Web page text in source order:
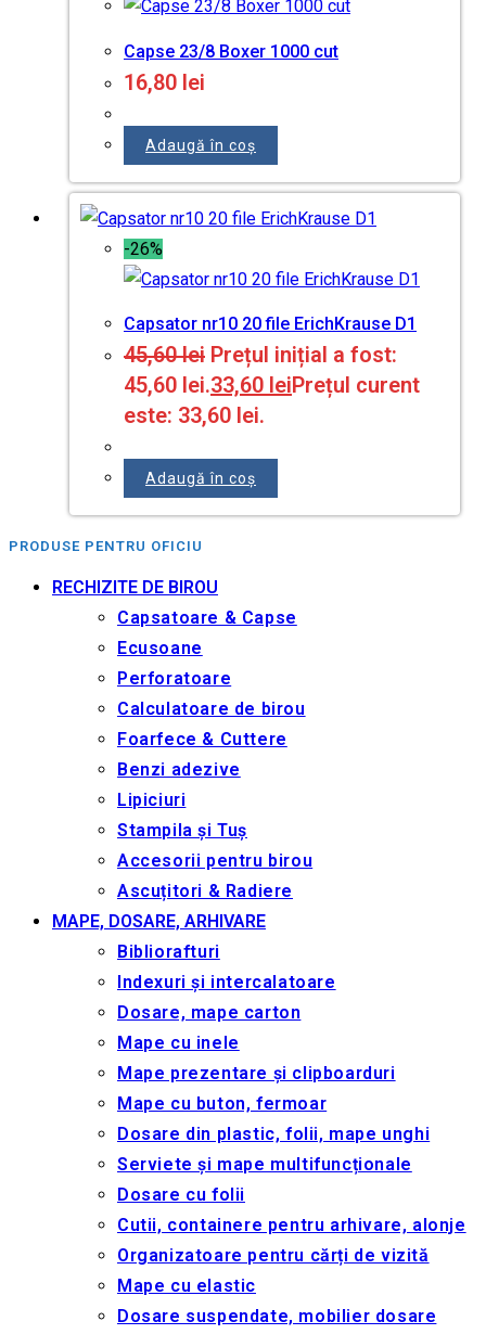
Capse 23/8 Boxer 1000 cut
16,80 lei
Adaugă în coș
-26%
Capsator nr10 20 file ErichKrause D1
45,60lei Prețul inițial a fost:
45,60 lei.33,60 leiPrețul curent
este: 33,60 lei.
Adaugă în coș
PRODUSE PENTRU OFICIU
RECHIZITE DE BIROU
Capsatoare & Capse
Ecusoane
Perforatoare
Calculatoare de birou
Foarfece & Cuttere
Benzi adezive
Lipiciuri
Stampila și Tuș
Accesorii pentru birou
Ascuțitori & Radiere
MAPE, DOSARE, ARHIVARE
Bibliorafturi
Indexuri și intercalatoare
Dosare, mape carton
Mape cu inele
Mape prezentare și clipboarduri
Mape cu buton, fermoar
Dosare din plastic, folii, mape unghi
Serviete și mape multifuncționale
Dosare cu folii
Cutii, containere pentru arhivare, alonje
Organizatoare pentru cărți de vizită
Mape cu elastic
Dosare suspendate, mobilier dosare